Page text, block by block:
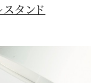
タンド